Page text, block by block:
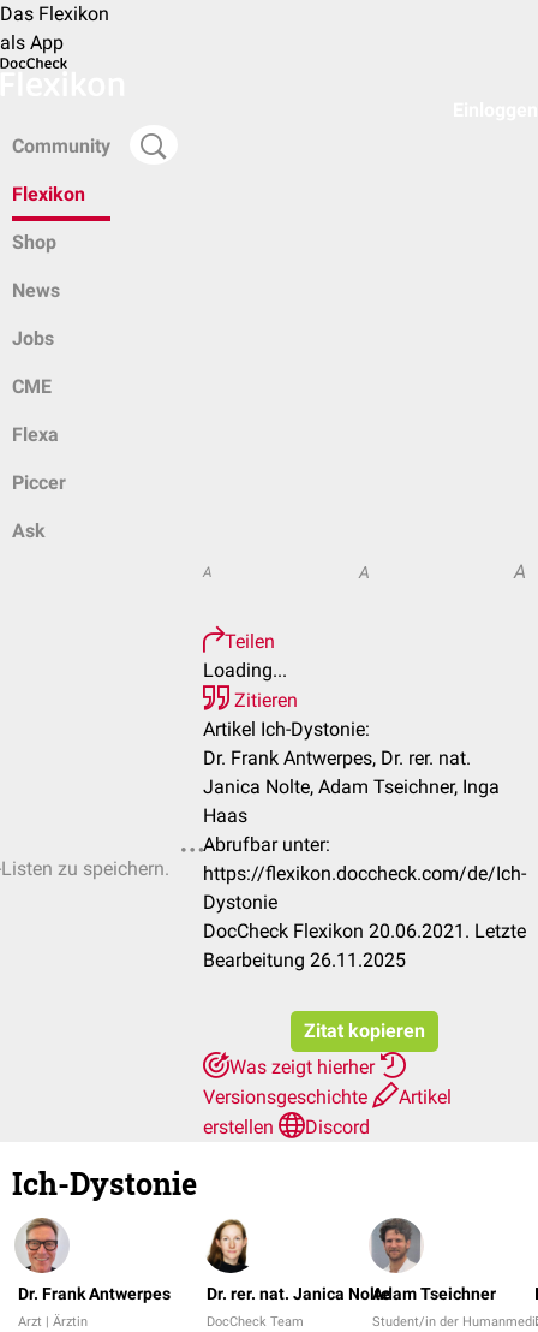
Das Flexikon
als App
Community
Flexikon
Shop
News
Jobs
CME
Flexa
Piccer
Ask
zu speichern.
A A A
Teilen
Loading...
Zitieren
Artikel Ich-Dystonie:
Dr. Frank Antwerpes, Dr. rer. nat.
Janica Nolte, Adam Tseichner, Inga
Haas
Abrufbar unter:
https://flexikon.doccheck.com/de/Ich-
Dystonie
DocCheck Flexikon 20.06.2021. Letzte
Bearbeitung 26.11.2025
Zitat kopieren
Was zeigt hierher
Versionsgeschichte
Artikel
erstellen
Discord
Ich-Dystonie
Dr. Frank Antwerpes
Arzt | Ärztin
Dr. rer. nat. Janica Nolte
DocCheck Team
Adam Tseichner
Student/in der